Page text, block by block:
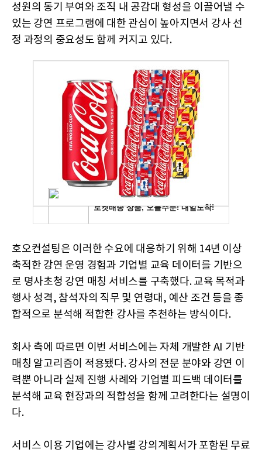
성원의 동기 부여와 조직 내 공감대 형성을 이끌어낼 수
있는 강연 프로그램에 대한 관심이 높아지면서 강사 선
정 과정의 중요성도 함께 커지고 있다.
호오컨설팅은 이러한 수요에 대응하기 위해 14년 이상
축적한 강연 운영 경험과 기업별 교육 데이터를 기반으
로 명사초청 강연 매칭 서비스를 구축했다. 교육 목적과
행사 성격, 참석자의 직무 및 연령대, 예산 조건 등을 종
합적으로 분석해 적합한 강사를 추천하는 방식이다.
회사 측에 따르면 이번 서비스에는 자체 개발한 AI 기반
매칭 알고리즘이 적용됐다. 강사의 전문 분야와 강연 이
력뿐 아니라 실제 진행 사례와 기업별 피드백 데이터를
분석해 교육 현장과의 적합성을 함께 고려한다는 설명이
다.
서비스 이용 기업에는 강사별 강의계획서가 포함된 무료